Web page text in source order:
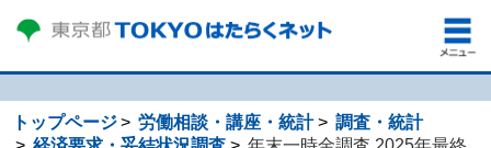
トップページ 労働相談・講座・統計
調査・統計